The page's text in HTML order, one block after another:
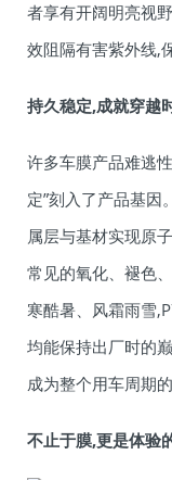
者享有开阔明亮视
效阻隔有害紫外线,
持久稳定,成就穿越
许多车膜产品难逃
定”刻入了产品基因
属层与基材实现原
常见的氧化、褪色
寒酷暑、风霜雨雪
均能保持出厂时的
成为整个用车周期的
不止于膜,更是体验